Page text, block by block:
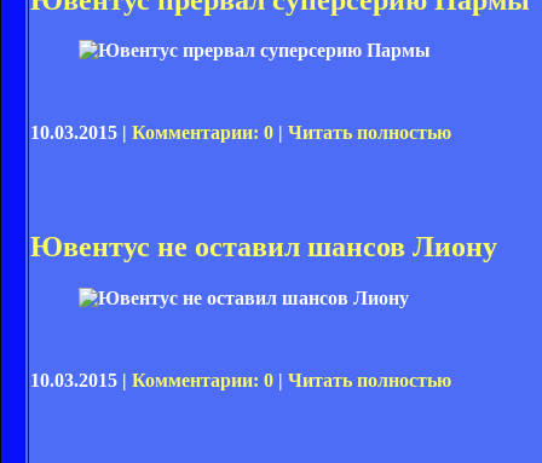
10.03.2015 | Комментарии: 0 Читать полностью
Ювентус не оставил шансов Лиону
10.03.2015 | Комментарии: 0 | Читать полностью